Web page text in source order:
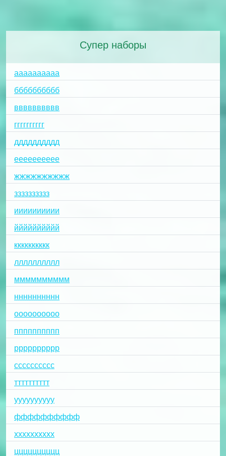
Супер наборы
аааааааааа
бббббббббб
вввввввввв
гггггггггг
дддддддддд
ееееееееее
жжжжжжжжжж
зззззззззз
ииииииииии
йййййййййй
кккккккккк
лллллллллл
мммммммммм
нннннннннн
оооооооооо
пппппппппп
рррррррррр
сссссссссс
тттттттттт
уууууууууу
фффффффффф
хххххххххх
цццццццццц